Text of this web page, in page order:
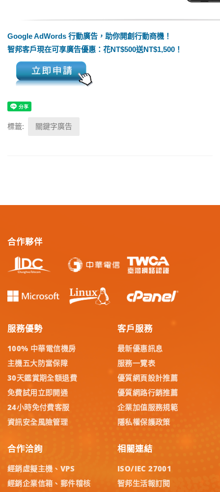
Google AdWords 行動廣告，助你開創行動商機！
智邦客戶現在可享廣告優惠：花NT$500送NT$1,500！
標籤: 關鍵字廣告
合作夥伴
服務優勢
100% 中華電信機房
主機五大防當保障
30天鑑賞期全額退費
免費試用立即開通
24小時免付費客服
資訊安全風險管理
客戶服務
最新優惠訊息
服務一覽表
優質網頁設計推薦
優質網路行銷推薦
企業加值服務規範
隱私權保護政策
合作洽詢
經銷虛擬主機、VPS
經銷企業信箱、郵件稽核
相關連結
ISO/IEC 27001
智邦生活報訂閱